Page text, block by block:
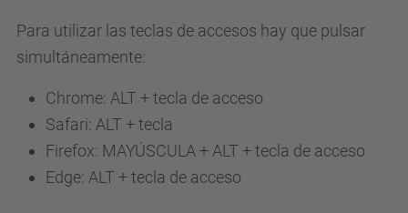
Para utilizar las teclas de accesos hay que pulsar
simultáneamente:
Chrome: ALT + tecla de acceso
Safari: ALT + tecla
Firefox: MAYÚSCULA + ALT + tecla de acceso
Edge: ALT + tecla de acceso